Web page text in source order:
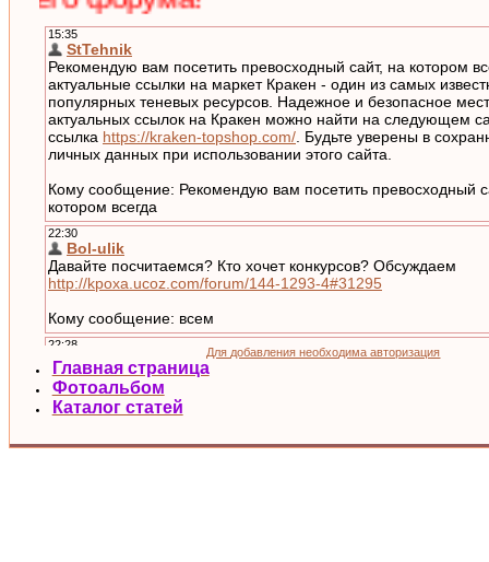
Для добавления необходима авторизация
Главная страница
Фотоальбом
Каталог статей